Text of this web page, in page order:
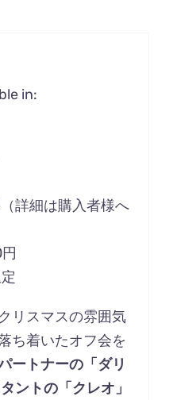
in:
詳細は購入者様へ
リスマスの雰囲気
ち着いたオフ会を
ートナーの「 ダリ
ントの「 クレオ 」